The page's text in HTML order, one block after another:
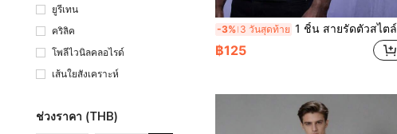
ยูรีเทน
คริลิค
โพลีไวนิลคลอไรด์
เส้นใยสังเคราะห์
ช่วงราคา (THB)
-3% 3 วันสุดท้าย 1 ชิ้น สายรัดตัวสไตล์พังก์โกธิคพร้อมสายคาดกากบาท เหมาะสำหรับสไตล์ ชุดปาร์ตี้ การปรับรูปร่างร่างกาย การถ่ายคอนเทนต์บล็อกเกอร์
฿125